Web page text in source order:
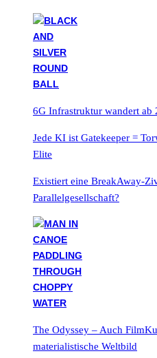
6G Infrastruktur wandert ab
Jede KI ist Gatekeeper =
Elite
Existiert eine BreakAway-
Parallelgesellschaft?
The Odyssey – Auch
materialistische Weltbild